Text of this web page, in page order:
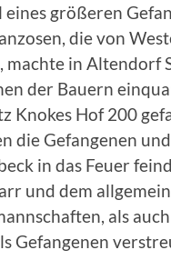
eines größeren
die von
machte in Altendorf
der Bauern
Knokes Hof 200
die Gefangenen
in das Feuer
und dem
als
Gefangenen